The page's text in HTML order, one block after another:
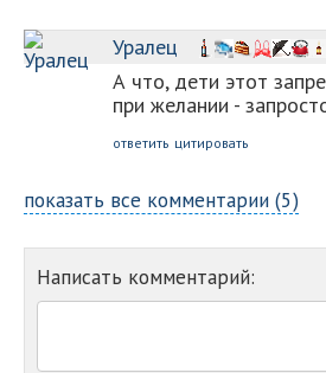
Уралец
А что, дети этот
при желании -
ответить цитировать
показать все комментарии (5)
Написать комментарий: